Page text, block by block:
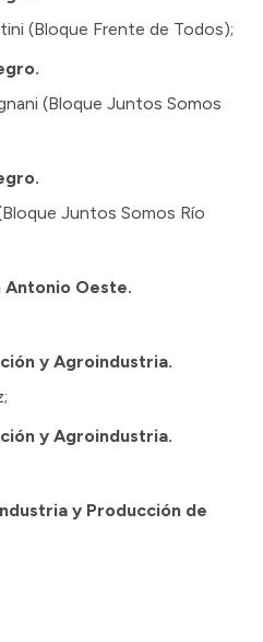
(Bloque Frente de Todos);
(Bloque Juntos Somos
Juntos Somos Río
Antonio Oeste.
y Agroindustria.
y Agroindustria.
y Producción de